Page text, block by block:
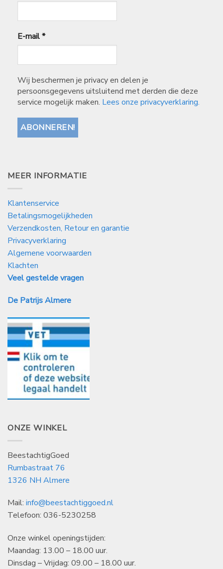
E-mail*
Wij beschermen je privacy en delen je
persoonsgegevens uitsluitend met derden die deze
service mogelijk maken. Lees onze privacyverklaring.
MEER INFORMATIE
Klantenservice
Betalingsmogelijkheden
Verzendkosten, Retour en garantie
Privacyverklaring
Algemene voorwaarden
Klachten
Veel gestelde vragen
De Patrijs Almere
ONZE WINKEL
BeestachtigGoed
Rumbastraat 76
1326 NH Almere
Mail: info@beestachtiggoed.nl
Telefoon: 036-5230258
Onze winkel openingstijden:
Maandag: 13.00 – 18.00 uur.
Dinsdag – Vrijdag: 09.00 – 18.00 uur.